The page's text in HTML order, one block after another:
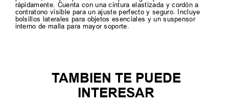
rápidamente. Cuenta con una cintura elastizada y cordón a
contratono visible para un ajuste perfecto y seguro. Incluye
bolsillos laterales para objetos esenciales y un suspensor
interno de malla para mayor soporte.
TAMBIEN TE PUEDE
INTERESAR